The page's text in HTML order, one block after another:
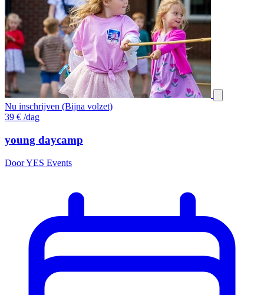
Nu inschrijven (Bijna volzet)
39 € /dag
young daycamp
Door YES Events